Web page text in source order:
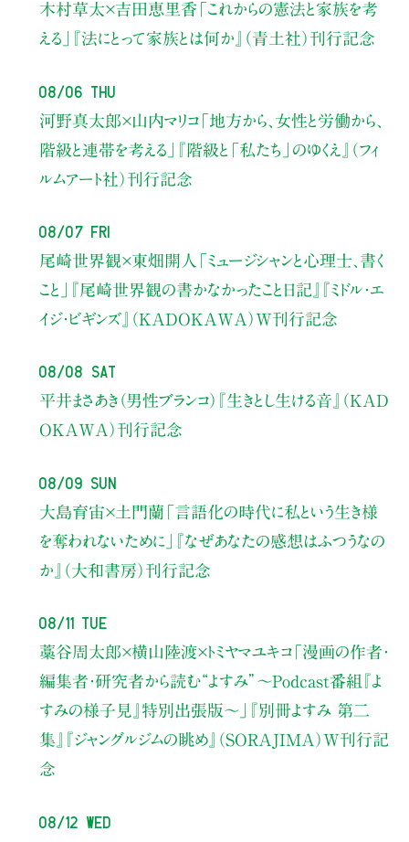
木村草太×吉田恵里香 「これからの憲法と家族を考
える」
『法にとって家族とは何か』（青土社）刊行記念
08/06 Thu
河野真太郎×山内マリコ「地方から、女性と労働から、
階級と連帯を考える」
『階級と「私たち」のゆくえ』（フィ
ルムアート社）刊行記念
08/07 Fri
尾崎世界観×東畑開人
「ミュージシャンと心理士、書く
こと」
『尾崎世界観の書かなかったこと日記』『ミドル・エ
イジ・ビギンズ』（KADOKAWA）W刊行記念
08/08 Sat
平井まさあき（男性ブランコ）
『生きとし生ける音』（KAD
OKAWA）刊行記念
08/09 Sun
大島育宙×土門蘭 「言語化の時代に私という生き様
を奪われないために」
『なぜあなたの感想はふつうなの
か』（大和書房）刊行記念
08/11 Tue
藁谷周太郎×横山陸渡×トミヤマユキコ「漫画の作者・
編集者・研究者から読む“よすみ” 〜Podcast番組『よ
すみの様子見』特別出張版〜」
『別冊よすみ 第二
集』『ジャングルジムの眺め』（SORAJIMA）W刊行記
念
08/12 Wed